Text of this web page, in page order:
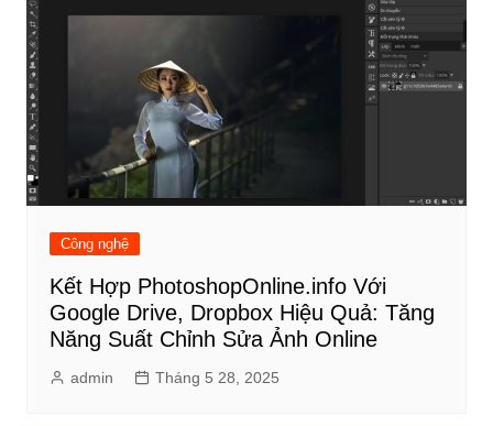
Công nghệ
Kết Hợp PhotoshopOnline.info Với
Google Drive, Dropbox Hiệu Quả: Tăng
Năng Suất Chỉnh Sửa Ảnh Online
admin Tháng 5 28, 2025